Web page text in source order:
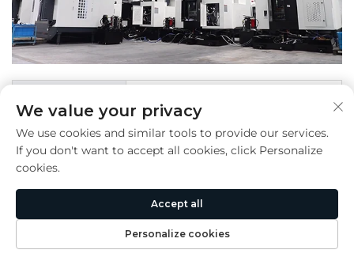
기계 성능 장점
1.가공 안정성과 정확도 향상
2.가공 효율성 개선
4.높은 자동화 및 통합 수준
We value your privacy
We use cookies and similar tools to provide our services.
If you don't want to accept all cookies, click Personalize
cookies.
Personalize cookies
Accept all